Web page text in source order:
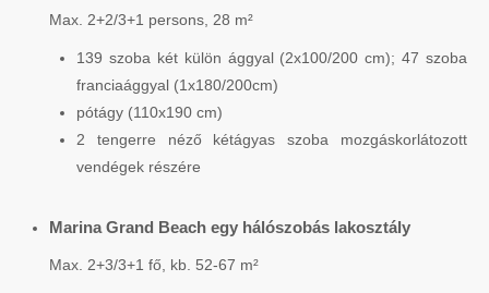
Max. 2+2/3+1 persons, 28 m²
139 szoba két külön ággyal (2x100/200 cm); 47 szoba
franciaággyal (1x180/200cm)
pótágy (110x190 cm)
2 tengerre néző kétágyas szoba mozgáskorlátozott
vendégek részére
Marina Grand Beach egy hálószobás lakosztály
Max. 2+3/3+1 fő, kb. 52-67 m²